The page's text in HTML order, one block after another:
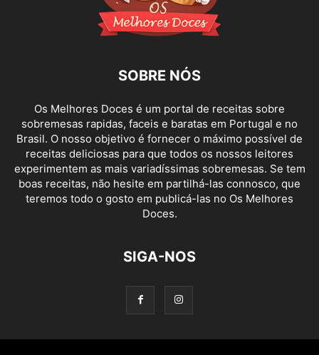
SOBRE NÓS
Os Melhores Doces é um portal de receitas sobre
sobremesas rapidas, faceis e baratas em Portugal e no
Brasil. O nosso objetivo é fornecer o máximo possível de
receitas deliciosas para que todos os nossos leitores
experimentem as mais variadíssimas sobremesas. Se tem
boas receitas, não hesite em partilhá-las connosco, que
teremos todo o gosto em publicá-las no Os Melhores
Doces.
SIGA-NOS